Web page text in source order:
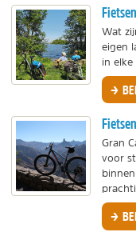
Wat
eigen
in elke
Gran
voor